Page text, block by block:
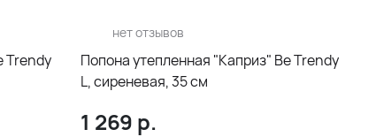
Trendy
нет отзывов
Попона утепленная "Каприз" Be Trendy
L, сиреневая, 35 см
1 269 р.